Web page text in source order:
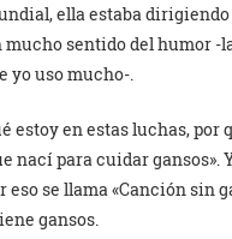
ella estaba
sentido del humor -
yo uso mucho-.
estoy en estas luchas,
nací para cuidar gansos».
eso se llama «Canción sin
gansos.